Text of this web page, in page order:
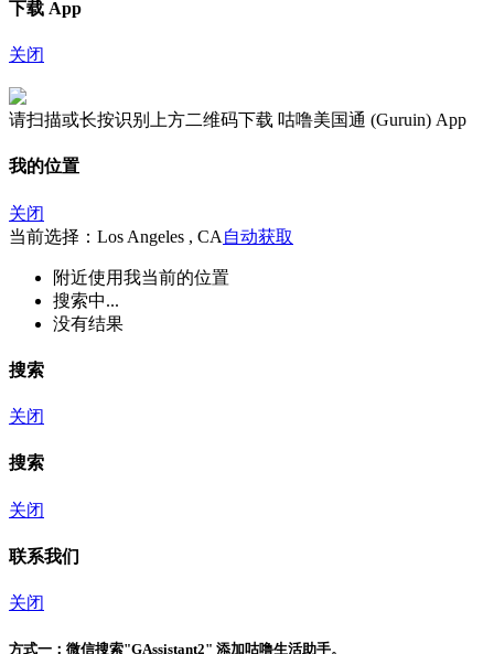
下载 App
关闭
请扫描或长按识别上方二维码下载 咕噜美国通 (Guruin) App
我的位置
关闭
当前选择：Los Angeles , CA 自动获取
附近使用我当前的位置
搜索中...
没有结果
搜索
关闭
搜索
关闭
联系我们
关闭
方式一： 微信搜索"GAssistant2" 添加咕噜生活助手。